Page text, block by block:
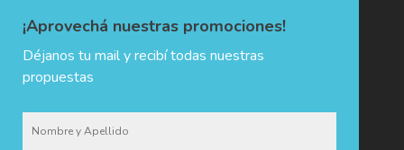
¡Aprovechá nuestras promociones!
Déjanos tu mail y recibí todas nuestras
propuestas